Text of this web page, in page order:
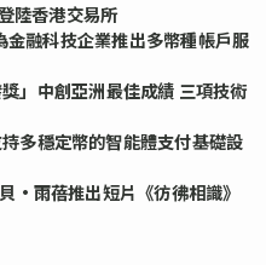
陸香港交易所
融科技企業推出多幣種帳戶服
」中創亞洲最佳成績 三項技術
多穩定幣的智能體支付基礎設
雨蓓推出短片《彷彿相識》